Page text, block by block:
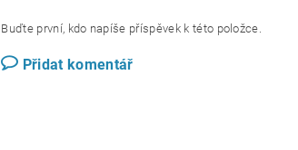
Buďte první, kdo napíše příspěvek k této položce.
Přidat komentář